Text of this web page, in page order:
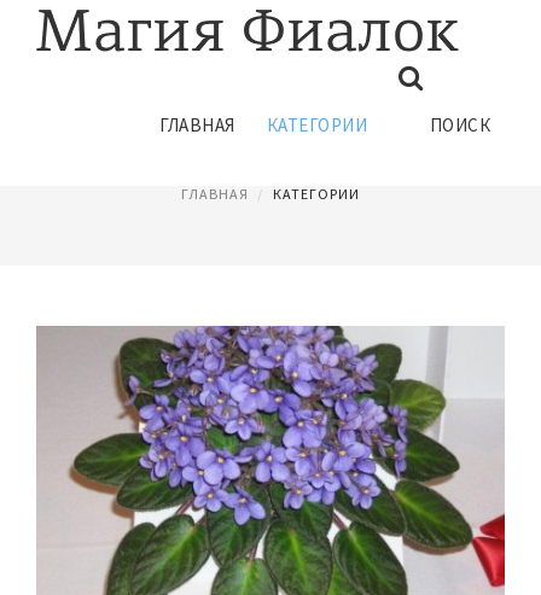
ГЛАВНАЯ КАТЕГОРИИ ПОИСК
КОМНАТНЫЕ ЦВЕТЫ
ГЛАВНАЯ КАТЕГОРИИ